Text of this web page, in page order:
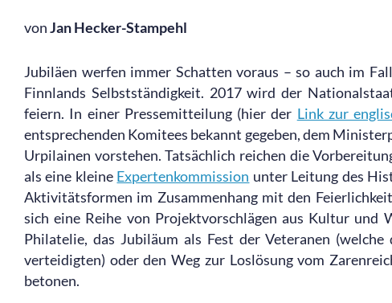
vonJan Hecker-Stampehl
Jubiläen werfen immer Schatten voraus – so auch im
Finnlands Selbstständigkeit. 2017 wird der
feiern. In einer Pressemitteilung (hier der Link zur
entsprechenden Komitees bekannt gegeben, dem
Urpilainen vorstehen. Tatsächlich reichen die
als eine kleine Expertenkommission unter Leitung des
Aktivitätsformen im Zusammenhang mit den
sich eine Reihe von Projektvorschlägen aus Kultur und
Philatelie, das Jubiläum als Fest der Veteranen
verteidigten) oder den Weg zur Loslösung vom
betonen.